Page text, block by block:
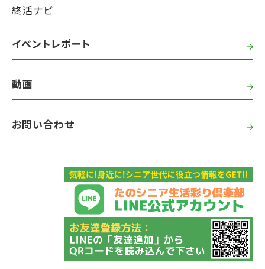
終活ナビ
イベントレポート
動画
お問い合わせ